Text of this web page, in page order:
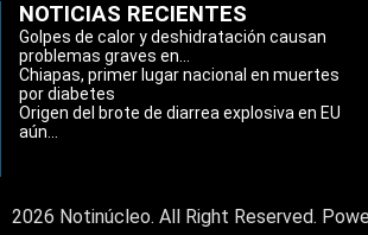
NOTICIAS RECIENTES
Golpes de calor y deshidratación causan
problemas graves en...
Chiapas, primer lugar nacional en muertes
por diabetes
Origen del brote de diarrea explosiva en EU
aún...
2026 Notinúcleo. All Right Reserved.